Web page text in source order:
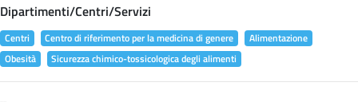
Dipartimenti/Centri/Servizi
Centri Centro di riferimento per la medicina di genere
Alimentazione
Obesità
Sicurezza chimico-tossicologica degli alimenti